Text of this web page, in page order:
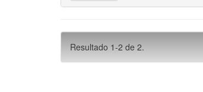
Resultado 1-2 de 2.